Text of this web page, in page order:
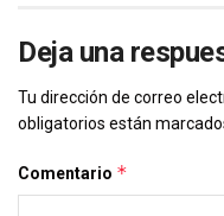
Deja una
Tu dirección de correo
obligatorios están
Comentario *